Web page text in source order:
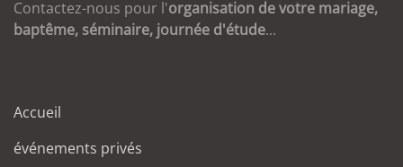
Contactez-nous pour l'organisation de votre mariage,
baptême, séminaire, journée d'étude...
Accueil
événements privés